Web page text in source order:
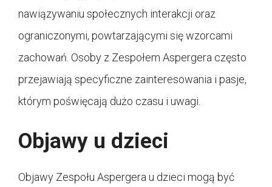
nawiązywaniu społecznych interakcji oraz
ograniczonymi, powtarzającymi się wzorcami
zachowań. Osoby z Zespołem Aspergera często
przejawiają specyficzne zainteresowania i pasje,
którym poświęcają dużo czasu i uwagi.
Objawy u dzieci
Objawy Zespołu Aspergera u dzieci mogą być